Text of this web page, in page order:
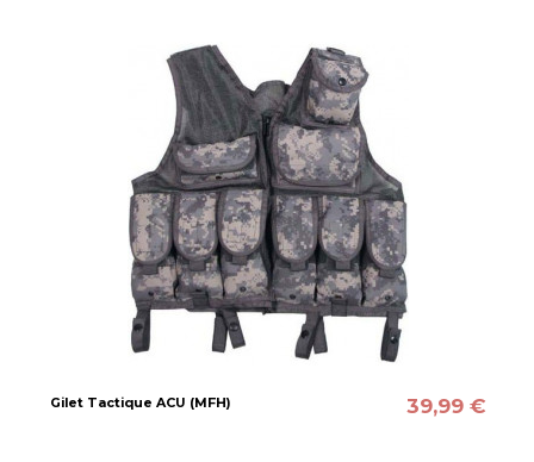
Gilet Tactique ACU (MFH) 39,99 €